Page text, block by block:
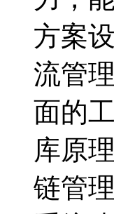
方案
流管
面的
库原
链管